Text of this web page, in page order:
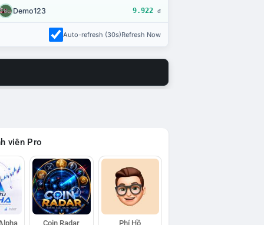
Demo123 9.922 đ
Auto-refresh (30s)Refresh Now
viên Pro
Coin Radar Phí Hồ